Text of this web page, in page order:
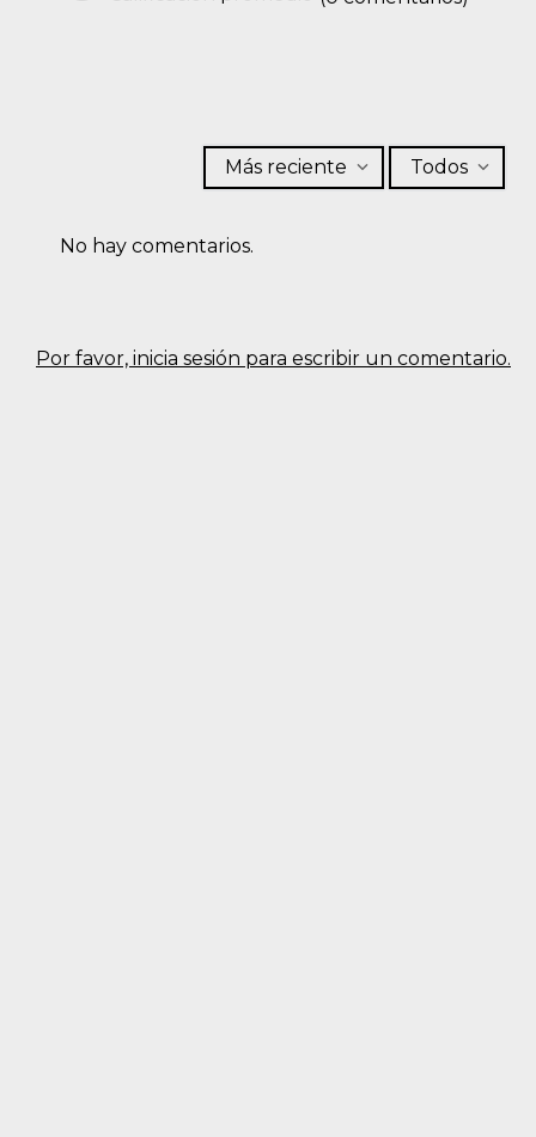
Por favor, inicia sesión para escribir un comentario.
Más reciente Todos
No hay comentarios.